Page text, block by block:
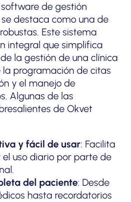
de gestión
destaca como una de
Este sistema
integral que simplifica
la gestión de una clínica
programación de citas
y el manejo de
Algunas de las
de Okvet
y fácil de usar: Facilita
uso diario por parte de
del paciente: Desde
hasta recordatorios